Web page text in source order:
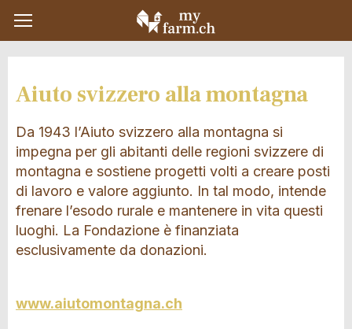
Aiuto svizzero alla montagna
Da 1943 l’Aiuto svizzero alla montagna si
impegna per gli abitanti delle regioni svizzere di
montagna e sostiene progetti volti a creare posti
di lavoro e valore aggiunto. In tal modo, intende
frenare l’esodo rurale e mantenere in vita questi
luoghi. La Fondazione è finanziata
esclusivamente da donazioni.
www.aiutomontagna.ch